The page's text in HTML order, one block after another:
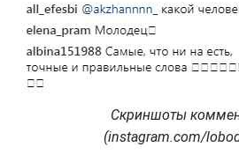
Скриншоты
(instagram.com/